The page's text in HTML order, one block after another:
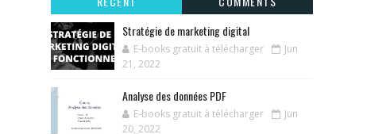
Stratégie de marketing digital
E-books gratuit à télécharger
Jun
21, 2022
Analyse des données PDF
E-books gratuit à télécharger
Jun
20, 2022